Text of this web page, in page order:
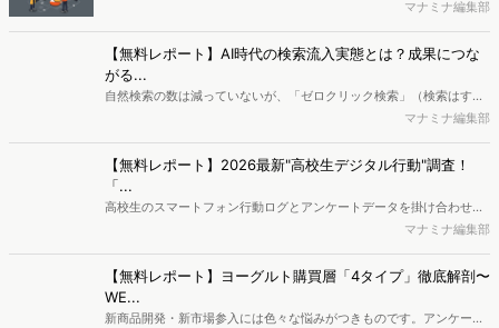
で、競合分析や消費者分析の重要性がより高まっています。Web行動
データを活用し、Web上の消費者行動を起点とした競合サイト分析や
消費者分析が可能です。今回はDockpitならではの利便性の高い機能
や活用方法を解説します。
マナミナ編集部
【無料レポート】AI時代の検索流入実態とは？成果につな
がる...
自然検索の数は減っていないが、「ゼロクリック検索」（検索はする
がページには流入しない）の割合が増加しているのが、AI時代の検索
か、また、要因を理解した上で、成果に確実につながるコンテンツを
制作するにはどうするべきなのでしょうか。本レポートはこのような
疑問をお抱えのSEO・Webマーケティングご担当者様におすすめの内
容となっています。※本レポートは記事のフォームから無料でダウン
マナミナ編集部
【無料レポート】2026最新"高校生デジタル行動"調査！
「...
高校生のスマートフォン行動ログとアンケートデータを掛け合わせ、
最新の若年層（高校生）におけるデジタル行動実態やSNSの利用傾向
ち、スマートフォンを取り巻く環境が成熟するなか、新興SNSの台頭
により高校生のデジタルライフスタイルは新たな変化を見せていま
す。※資料は記事内の入力フォームより、ダウンロードいただけま
マナミナ編集部
【無料レポート】ヨーグルト購買層「4タイプ」徹底解剖〜
WE...
新商品開発・新市場参入には色々な悩みがつきものです。アンケート